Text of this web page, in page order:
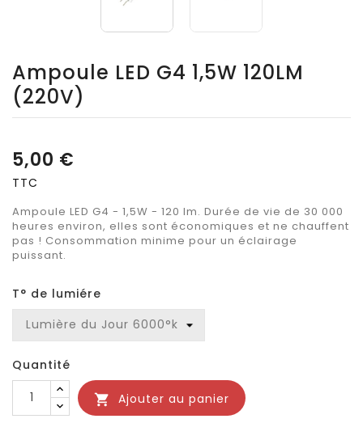
Ampoule LED G4 1,5W 120LM
(220V)
5,00 €
TTC
Ampoule LED G4 - 1,5W - 120 lm. Durée de vie de 30 000
heures environ, elles sont économiques et ne chauffent
pas ! Consommation minime pour un éclairage
puissant.
T° de lumiére
Quantité
 Ajouter au panier